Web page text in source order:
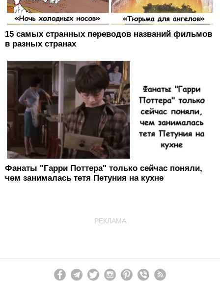
15 самых странных переводов названий фильмов
в разных странах
Фанаты "Гарри Поттера" только сейчас поняли,
чем занималась тетя Петуния на кухне
РЕКЛАМА